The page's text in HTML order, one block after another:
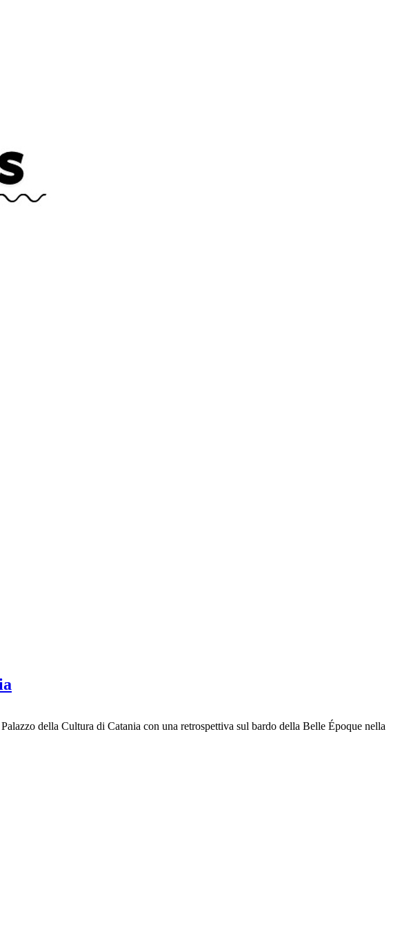
della Cultura di Catania con una retrospettiva sul bardo della Belle Époque nella